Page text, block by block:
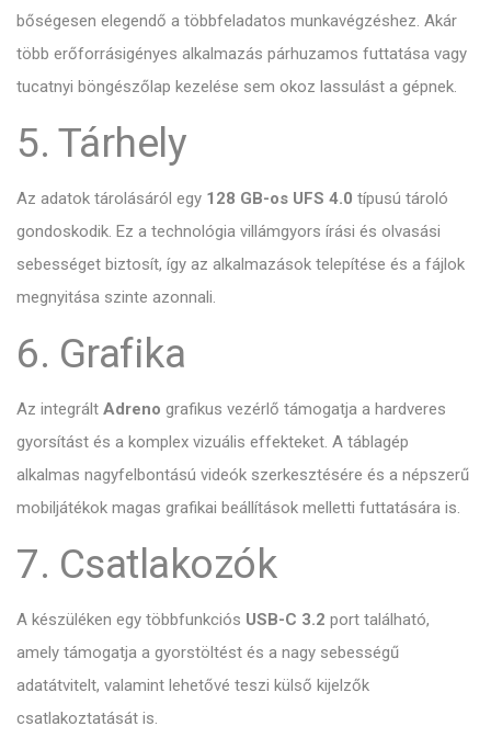
bőségesen elegendő a többfeladatos munkavégzéshez. Akár
több erőforrásigényes alkalmazás párhuzamos futtatása vagy
tucatnyi böngészőlap kezelése sem okoz lassulást a gépnek.
5. Tárhely
Az adatok tárolásáról egy 128 GB-os UFS 4.0 típusú tároló
gondoskodik. Ez a technológia villámgyors írási és olvasási
sebességet biztosít, így az alkalmazások telepítése és a fájlok
megnyitása szinte azonnali.
6. Grafika
Az integrált Adreno grafikus vezérlő támogatja a hardveres
gyorsítást és a komplex vizuális effekteket. A táblagép
alkalmas nagyfelbontású videók szerkesztésére és a népszerű
mobiljátékok magas grafikai beállítások melletti futtatására is.
7. Csatlakozók
A készüléken egy többfunkciós USB-C 3.2 port található,
amely támogatja a gyorstöltést és a nagy sebességű
adatátvitelt, valamint lehetővé teszi külső kijelzők
csatlakoztatását is.